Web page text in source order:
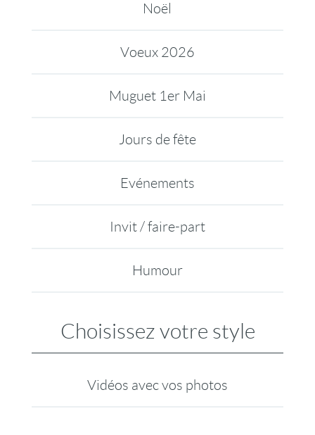
Noël
Voeux 2026
Muguet 1er Mai
Jours de fête
Evénements
Invit / faire-part
Humour
Choisissez votre style
Vidéos avec vos photos